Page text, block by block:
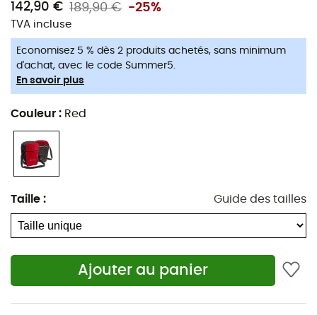
142,90 € 189,90 € -25%
TVA incluse
Economisez 5 % dès 2 produits achetés, sans minimum
d'achat, avec le code Summer5.
En savoir plus
Couleur : Red
Taille : Guide des tailles
Ajouter au panier